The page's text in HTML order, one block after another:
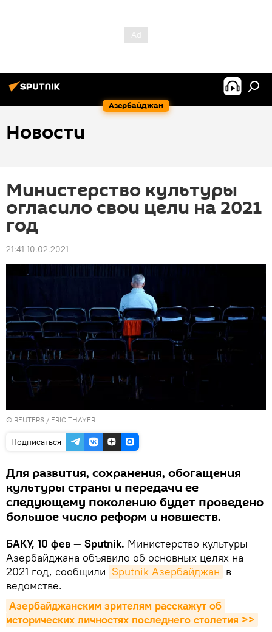
Азербайджан
Новости
Министерство культуры
огласило свои цели на 2021
год
21:41 10.02.2021
© REUTERS / ERIC THAYER
Подписаться
Для развития, сохранения, обогащения
культуры страны и передачи ее
следующему поколению будет проведено
большое число реформ и новшеств.
БАКУ, 10 фев — Sputnik. Министерство культуры
Азербайджана объявило об основных целях на
2021 год, сообщили Sputnik Азербайджан в
ведомстве.
Азербайджанским зрителям расскажут об
исторических личностях последнего столетия >>